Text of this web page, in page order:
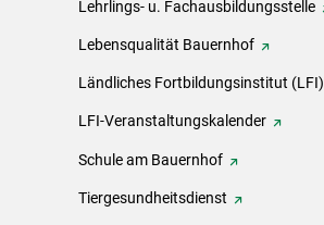
Lehrlings- u. Fachausbildungsstelle
Lebensqualität Bauernhof
Ländliches Fortbildungsinstitut (LFI)
LFI-Veranstaltungskalender
Schule am Bauernhof
Tiergesundheitsdienst